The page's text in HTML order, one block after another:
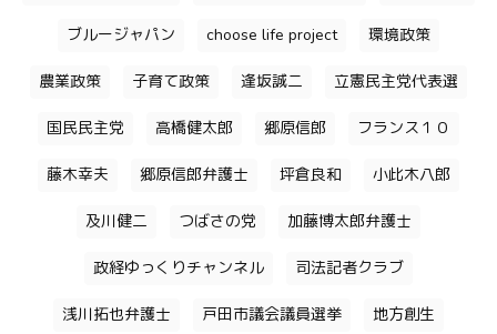
ブルージャパン choose life project 環境政策
農業政策 子育て政策 逢坂誠二 立憲民主党代表選
国民民主党 高橋健太郎 郷原信郎 フランス１０
藤木幸夫 郷原信郎弁護士 坪倉良和 小此木八郎
及川健二 つばさの党 加藤博太郎弁護士
政経ゆっくりチャンネル 司法記者クラブ
浅川拓也弁護士 戸田市議会議員選挙 地方創生